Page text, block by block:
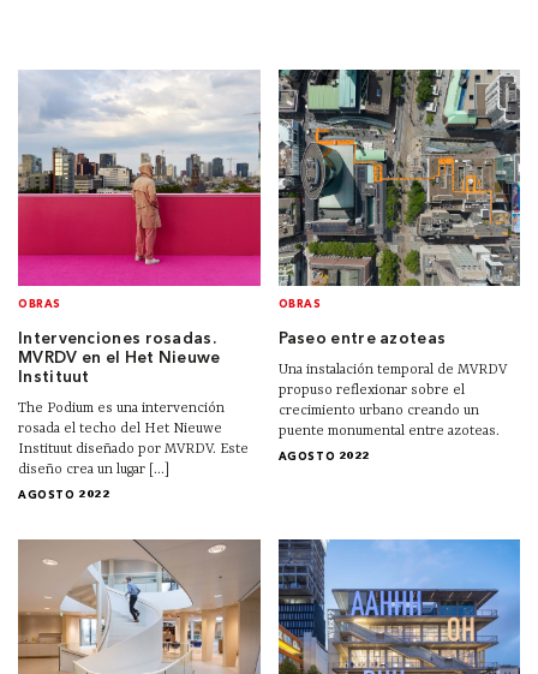
OBRAS
Intervenciones rosadas.
MVRDV en el Het Nieuwe
Instituut
The Podium es una intervención
rosada el techo del Het Nieuwe
Instituut diseñado por MVRDV. Este
diseño crea un lugar [...]
AGOSTO 2022
OBRAS
Paseo entre azoteas
Una instalación temporal de MVRDV
propuso reflexionar sobre el
crecimiento urbano creando un
puente monumental entre azoteas.
AGOSTO 2022